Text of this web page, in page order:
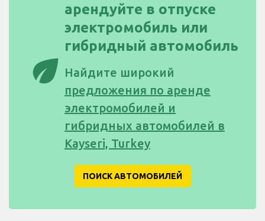
eco
арендуйте в отпуске
электромобиль или
гибридный автомобиль
Найдите широкий
предложения по аренде
электромобилей и
гибридных автомобилей в
Kayseri, Turkey
ПОИСК АВТОМОБИЛЕЙ